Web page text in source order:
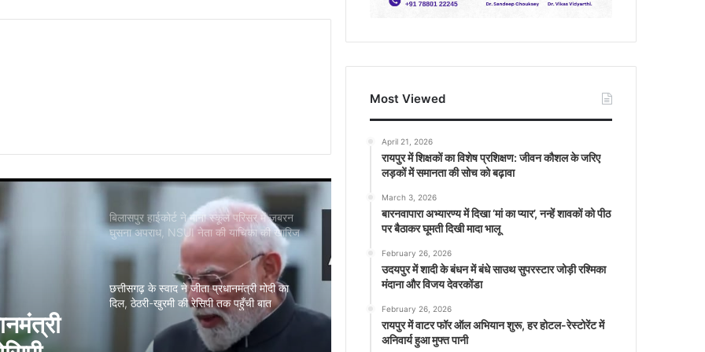
मिला टोकन, ‘टोकन-तुंहर-हाथ एप’ फेल
छत्तीसगढ़ के स्वाद ने जीता प्रधानमंत्री मोदी का
दिल, ठेठरी-खुरमी की रेसिपी तक पहुँची बात
कवर्धा में स्कूली बच्चों का कार पर जानलेवा स्टंटबाज़ी
का वीडियो वायरल
Most Viewed
April 21, 2026
रायपुर में शिक्षकों का विशेष प्रशिक्षण: जीवन कौशल के जरिए
लड़कों में समानता की सोच को बढ़ावा
March 3, 2026
बारनवापारा अभ्यारण्य में दिखा ‘मां का प्यार’, नन्हें शावकों को पीठ
पर बैठाकर घूमती दिखी मादा भालू
February 26, 2026
उदयपुर में शादी के बंधन में बंधे साउथ सुपरस्टार जोड़ी रश्मिका
मंदाना और विजय देवरकोंडा
February 26, 2026
रायपुर में वाटर फॉर ऑल अभियान शुरू, हर होटल-रेस्टोरेंट में
अनिवार्य हुआ मुफ्त पानी